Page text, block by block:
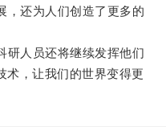
还为人们创造了更多的
人员还将继续发挥他们
术，让我们的世界变得更